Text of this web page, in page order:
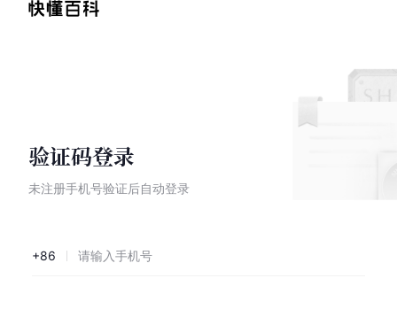
验证码登录
未注册手机号验证后自动登录
+86